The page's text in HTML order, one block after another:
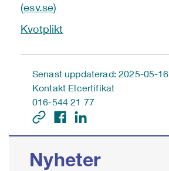
(esv.se)
Kvotplikt
Senast uppdaterad: 2025-05-16
Kontakt Elcertifikat
016-544 21 77
Nyheter